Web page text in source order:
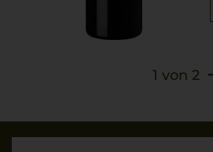
1 von 2